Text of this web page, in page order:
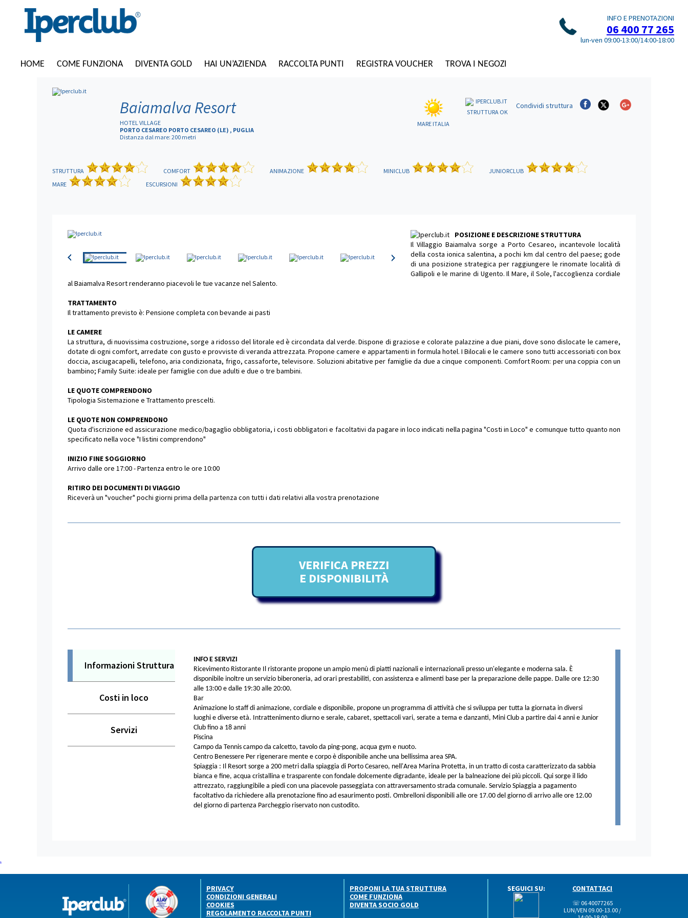
INFO E PRENOTAZIONI
06 400 77 265
lun-ven 09:00-13:00/14:00-18:00
HOME COME FUNZIONA DIVENTA GOLD HAI UN’AZIENDA RACCOLTA PUNTI REGISTRA VOUCHER TROVA I NEGOZI
Baiamalva Resort
HOTEL VILLAGE
PORTO CESAREO PORTO CESAREO (LE) , PUGLIA
Distanza dal mare: 200 metri
MARE ITALIA
STRUTTURA OK
Condividi struttura
STRUTTURA COMFORT ANIMAZIONE MINICLUB
JUNIORCLUB
MARE
ESCURSIONI
POSIZIONE E DESCRIZIONE STRUTTURA
Il Villaggio Baiamalva sorge a Porto Cesareo, incantevole località
della costa ionica salentina, a pochi km dal centro del paese; gode
di una posizione strategica per raggiungere le rinomate località di
Gallipoli e le marine di Ugento. Il Mare, il Sole, l'accoglienza cordiale
al Baiamalva Resort renderanno piacevoli le tue vacanze nel Salento.
TRATTAMENTO
Il trattamento previsto è: Pensione completa con bevande ai pasti
LE CAMERE
La struttura, di nuovissima costruzione, sorge a ridosso del litorale ed è circondata dal verde. Dispone di graziose e colorate palazzine a due piani, dove sono dislocate le camere,
dotate di ogni comfort, arredate con gusto e provviste di veranda attrezzata. Propone camere e appartamenti in formula hotel. I Bilocali e le camere sono tutti accessoriati con box
doccia, asciugacapelli, telefono, aria condizionata, frigo, cassaforte, televisore. Soluzioni abitative per famiglie da due a cinque componenti. Comfort Room: per una coppia con un
bambino; Family Suite: ideale per famiglie con due adulti e due o tre bambini.
LE QUOTE COMPRENDONO
Tipologia Sistemazione e Trattamento prescelti.
LE QUOTE NON COMPRENDONO
Quota d'iscrizione ed assicurazione medico/bagaglio obbligatoria, i costi obbligatori e facoltativi da pagare in loco indicati nella pagina "Costi in Loco" e comunque tutto quanto non
specificato nella voce "I listini comprendono"
INIZIO FINE SOGGIORNO
Arrivo dalle ore 17:00 - Partenza entro le ore 10:00
RITIRO DEI DOCUMENTI DI VIAGGIO
Riceverà un "voucher" pochi giorni prima della partenza con tutti i dati relativi alla vostra prenotazione
VERIFICA PREZZI
E DISPONIBILITÀ
Informazioni Struttura
Costi in loco
Servizi
INFO E SERVIZI
Ricevimento Ristorante Il ristorante propone un ampio menù di piatti nazionali e internazionali presso un'elegante e moderna sala. È
disponibile inoltre un servizio biberoneria, ad orari prestabiliti, con assistenza e alimenti base per la preparazione delle pappe. Dalle ore 12:30
alle 13:00 e dalle 19:30 alle 20:00.
Bar
Animazione lo staff di animazione, cordiale e disponibile, propone un programma di attività che si sviluppa per tutta la giornata in diversi
luoghi e diverse età. Intrattenimento diurno e serale, cabaret, spettacoli vari, serate a tema e danzanti, Mini Club a partire dai 4 anni e Junior
Club fino a 18 anni
Piscina
Campo da Tennis campo da calcetto, tavolo da ping-pong, acqua gym e nuoto.
Centro Benessere Per rigenerare mente e corpo è disponibile anche una bellissima area SPA.
Spiaggia : Il Resort sorge a 200 metri dalla spiaggia di Porto Cesareo, nell'Area Marina Protetta, in un tratto di costa caratterizzato da sabbia
bianca e fine, acqua cristallina e trasparente con fondale dolcemente digradante, ideale per la balneazione dei più piccoli. Qui sorge il lido
attrezzato, raggiungibile a piedi con una piacevole passeggiata con attraversamento strada comunale. Servizio Spiaggia a pagamento
facoltativo da richiedere alla prenotazione fino ad esaurimento posti. Ombrelloni disponibili alle ore 17.00 del giorno di arrivo alle ore 12.00
del giorno di partenza Parcheggio riservato non custodito.
.
PRIVACY
CONDIZIONI GENERALI
COOKIES
REGOLAMENTO RACCOLTA PUNTI
PROPONI LA TUA STRUTTURA
COME FUNZIONA
DIVENTA SOCIO GOLD
SEGUICI SU: CONTATTACI
☏ 06 40077265
LUN/VEN 09.00-13.00 /